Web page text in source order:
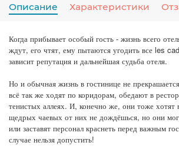
Описание Характеристики
Когда прибывает особый гость - жизнь всего
ждут, его чтят, ему пытаются угодить все les
зависит репутация и дальнейшая судьба отеля.
Но и обычная жизнь в гостинице не
всё так же ходят по коридорам, обедают в
тенистых аллеях. И, конечно же, они тоже хотят
щедрых чаевых от них не дождёшься, но они
или заставят персонал краснеть перед важным
случае нельзя допустить!